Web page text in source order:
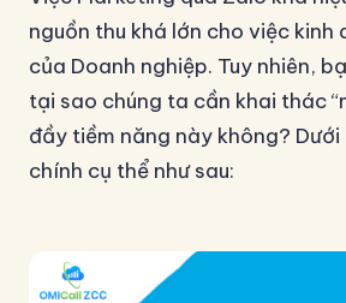
nguồn thu khá lớn cho việc kinh
của Doanh nghiệp. Tuy nhiên,
tại sao chúng ta cần khai thác
đầy tiềm năng này không?
chính cụ thể như sau: